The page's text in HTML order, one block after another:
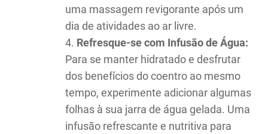
uma massagem revigorante após um
dia de atividades ao ar livre.
Refresque-se com Infusão de Água:
Para se manter hidratado e desfrutar
dos benefícios do coentro ao mesmo
tempo, experimente adicionar algumas
folhas à sua jarra de água gelada. Uma
infusão refrescante e nutritiva para